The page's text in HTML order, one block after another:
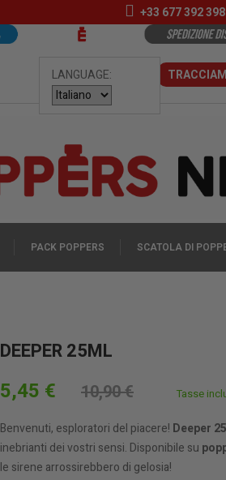
+33 677 392 398
LANGUAGE:
PACK POPPERS SCATOLA DI
DEEPER 25ML
5,45 € 10,90 € Tasse
Benvenuti, esploratori del piacere! Deeper
inebrianti dei vostri sensi. Disponibile su
le sirene arrossirebbero di gelosia!